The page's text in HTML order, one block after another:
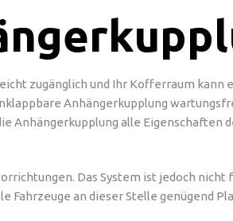
zugänglich und Ihr Kofferraum kann
Anhängerkupplung
Anhängerkupplung alle Eigenschaften
Das System ist jedoch nicht
an dieser Stelle genügend